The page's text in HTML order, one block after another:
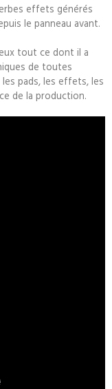
effets générés
le panneau avant.
tout ce dont il a
de toutes
pads, les effets, les
de la production.